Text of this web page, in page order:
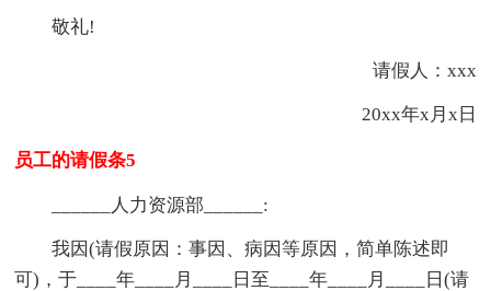
敬礼!
请假人：xxx
20xx年x月x日
员工的请假条5
______人力资源部______:
我因(请假原因：事因、病因等原因，简单陈述即
可)，于____年____月____日至____年____月____日(请